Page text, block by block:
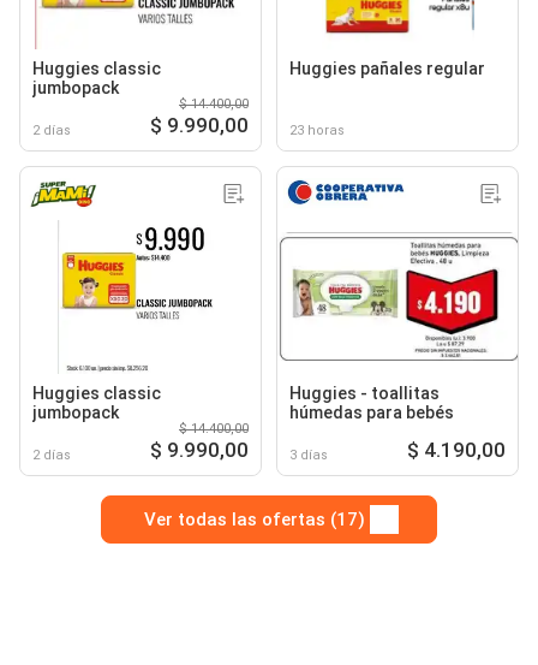
Huggies classic
jumbopack
2 días
$ 14.400,00
$ 9.990,00
Huggies pañales regular
23 horas
Huggies classic
jumbopack
2 días
$ 14.400,00
$ 9.990,00
Huggies - toallitas
húmedas para bebés
3 días $ 4.190,00
Ver todas las ofertas (17)